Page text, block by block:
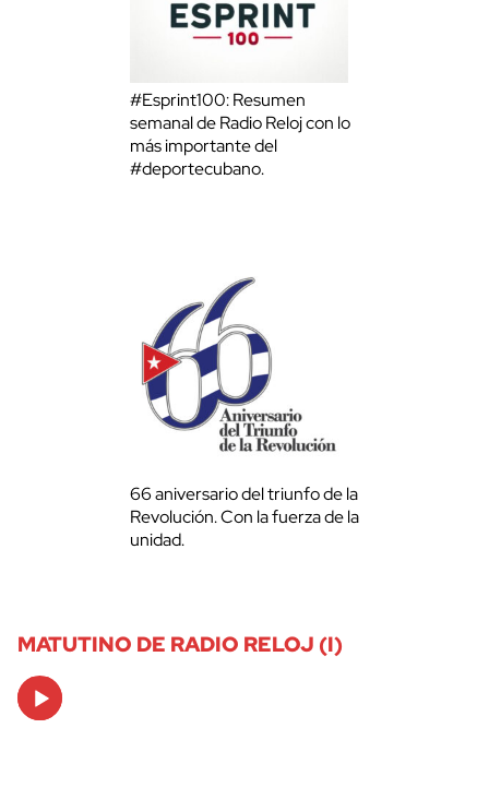
#Esprint100: Resumen
semanal de Radio Reloj con lo
más importante del
#deportecubano.
66 aniversario del triunfo de la
Revolución. Con la fuerza de la
unidad.
MATUTINO DE RADIO RELOJ (I)
Audio
Player